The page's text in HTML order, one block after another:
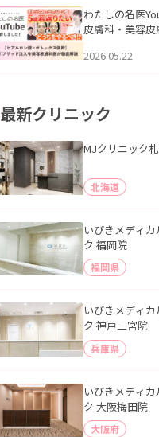
た。
わたしの名医
皮膚科・美容
用】ハイブリッ
2026.05.22
最新クリニック
MJクリニック
北海道
いびきメディ
ク 福岡院
福岡県
いびきメディ
ク 神戸三宮院
兵庫県
いびきメディ
ク 大阪梅田院
大阪府